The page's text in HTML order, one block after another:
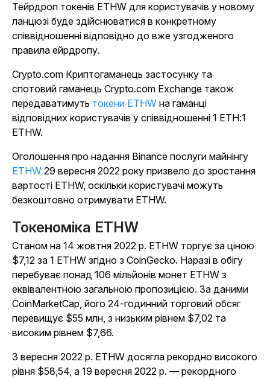
Тейрдроп токенів ETHW для користувачів у новому
ланцюзі буде здійснюватися в конкретному
співвідношенні відповідно до вже узгодженого
правила ейрдропу.
Crypto.com Криптогаманець застосунку та
спотовий гаманець Crypto.com Exchange також
передаватимуть токени ETHW на гаманці
відповідних користувачів у співвідношенні 1 ETH:1
ETHW.
Оголошення про надання Binance послуги майнінгу
ETHW 29 вересня 2022 року призвело до зростання
вартості ETHW, оскільки користувачі можуть
безкоштовно отримувати ETHW.
Токеноміка ETHW
Станом на 14 жовтня 2022 р. ETHW торгує за ціною
$7,12 за 1 ETHW згідно з CoinGecko. Наразі в обігу
перебуває понад 106 мільйонів монет ETHW з
еквівалентною загальною пропозицією. За даними
CoinMarketCap, його 24-годинний торговий обсяг
перевищує $55 млн, з низьким рівнем $7,02 та
високим рівнем $7,66.
3 вересня 2022 р. ETHW досягла рекордно високого
рівня $58,54, а 19 вересня 2022 р. — рекордного